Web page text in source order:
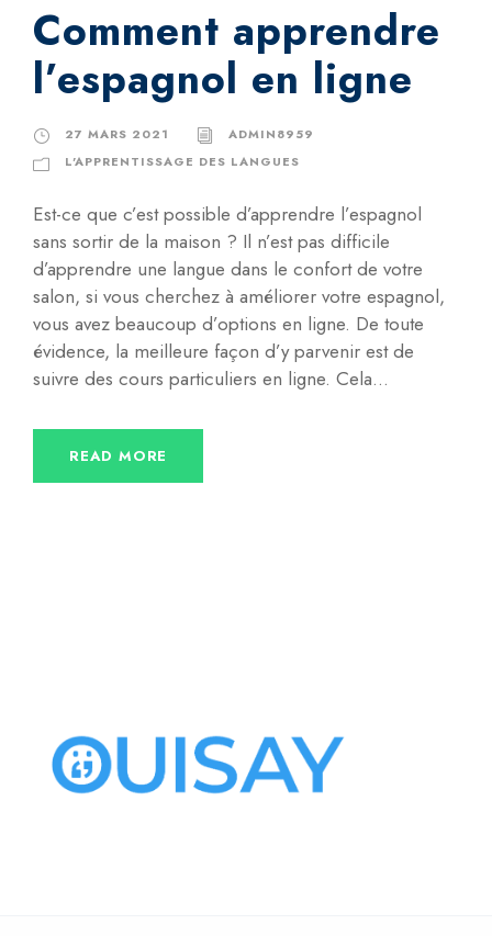
Comment apprendre
l’espagnol en ligne
27 MARS 2021
ADMIN8959
L'APPRENTISSAGE DES LANGUES
Est-ce que c’est possible d’apprendre l’espagnol
sans sortir de la maison ? Il n’est pas difficile
d’apprendre une langue dans le confort de votre
salon, si vous cherchez à améliorer votre espagnol,
vous avez beaucoup d’options en ligne. De toute
évidence, la meilleure façon d’y parvenir est de
suivre des cours particuliers en ligne. Cela...
READ MORE